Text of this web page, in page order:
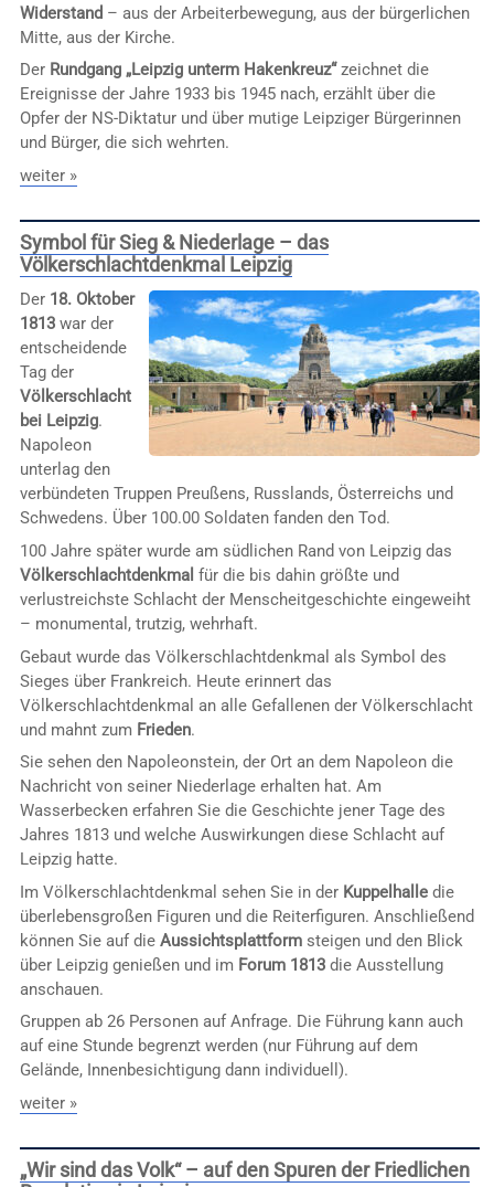
Widerstand – aus der Arbeiterbewegung, aus der bürgerlichen
Mitte, aus der Kirche.
Der Rundgang „Leipzig unterm Hakenkreuz“zeichnet die
Ereignisse der Jahre 1933 bis 1945 nach, erzählt über die
Opfer der NS-Diktatur und über mutige Leipziger Bürgerinnen
und Bürger, die sich wehrten.
weiter »
Symbol für Sieg & Niederlage – das
Völkerschlachtdenkmal Leipzig
Der 18. Oktober
1813war der
entscheidende
Tag der
Völkerschlacht
bei Leipzig.
Napoleon
unterlag den
verbündeten Truppen Preußens, Russlands, Österreichs und
Schwedens. Über 100.00 Soldaten fanden den Tod.
100 Jahre später wurde am südlichen Rand von Leipzig das
Völkerschlachtdenkmal für die bis dahin größte und
verlustreichste Schlacht der Menscheitgeschichte eingeweiht
– monumental, trutzig, wehrhaft.
Gebaut wurde das Völkerschlachtdenkmal als Symbol des
Sieges über Frankreich. Heute erinnert das
Völkerschlachtdenkmal an alle Gefallenen der Völkerschlacht
und mahnt zum Frieden.
Sie sehen den Napoleonstein, der Ort an dem Napoleon die
Nachricht von seiner Niederlage erhalten hat. Am
Wasserbecken erfahren Sie die Geschichte jener Tage des
Jahres 1813 und welche Auswirkungen diese Schlacht auf
Leipzig hatte.
Im Völkerschlachtdenkmal sehen Sie in der Kuppelhalledie
überlebensgroßen Figuren und die Reiterfiguren. Anschließend
können Sie auf die Aussichtsplattformsteigen und den Blick
über Leipzig genießen und im Forum 1813die Ausstellung
anschauen.
Gruppen ab 26 Personen auf Anfrage. Die Führung kann auch
auf eine Stunde begrenzt werden (nur Führung auf dem
Gelände, Innenbesichtigung dann individuell).
weiter »
„Wir sind das Volk“ – auf den Spuren der Friedlichen